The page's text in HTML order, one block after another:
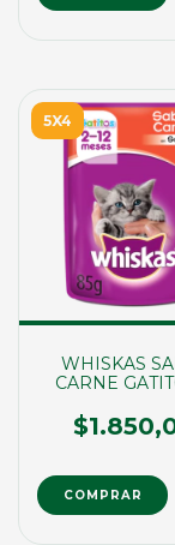
5X4
WHISKAS
CARNE